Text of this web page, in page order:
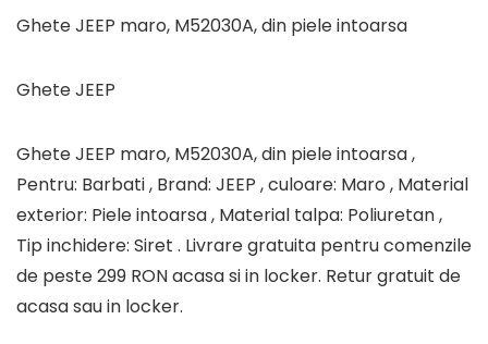
Ghete JEEP maro, M52030A, din piele intoarsa
Ghete JEEP
Ghete JEEP maro, M52030A, din piele intoarsa ,
Pentru: Barbati , Brand: JEEP , culoare: Maro , Material
exterior: Piele intoarsa , Material talpa: Poliuretan ,
Tip inchidere: Siret . Livrare gratuita pentru comenzile
de peste 299 RON acasa si in locker. Retur gratuit de
acasa sau in locker.